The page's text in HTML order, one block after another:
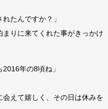
たんですか？」
りに来てくれた事がきっかけ
年の8頃ね」
えて嬉しく、その日は休みを